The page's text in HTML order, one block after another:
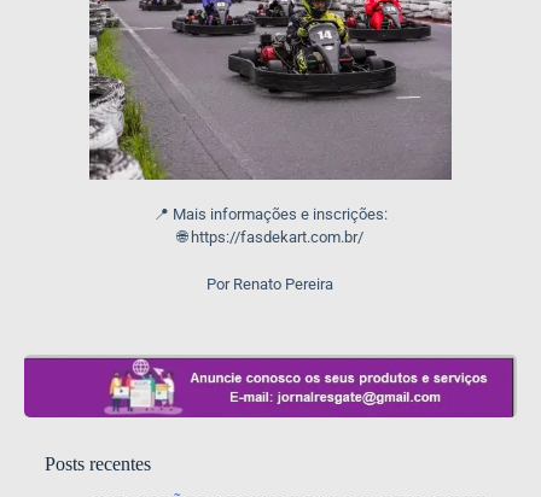
📍 Mais informações e inscrições:
🌐 https://fasdekart.com.br/
Por Renato Pereira
Posts recentes